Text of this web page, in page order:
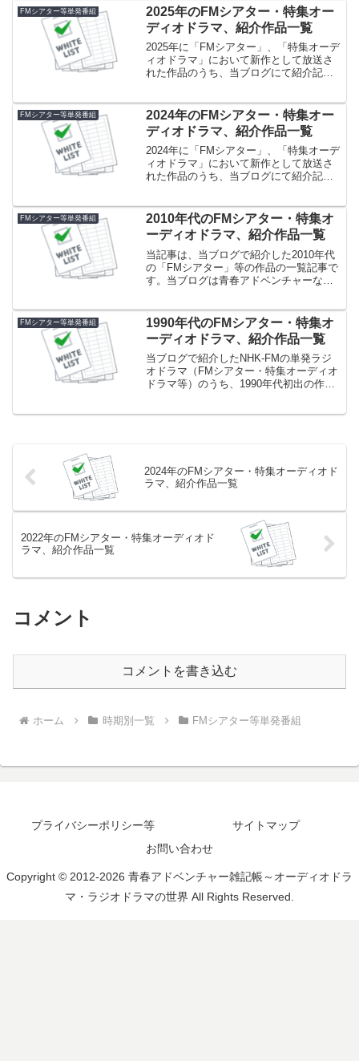
ャーなど帯ドラマ枠の作品と連動してい
る作品が多いですね。...
FMシアター等単発番組
2025年のFMシアター・特集オー
ディオドラマ、紹介作品一覧
2025年に「FMシアター」、「特集オーデ
ィオドラマ」において新作として放送さ
れた作品のうち、当ブログにて紹介記事
ないことにご注意ください。まだ紹介作
品数が少ないですが、今後増加予定で
す。
FMシアター等単発番組
2024年のFMシアター・特集オー
ディオドラマ、紹介作品一覧
2024年に「FMシアター」、「特集オーデ
ィオドラマ」において新作として放送さ
れた作品のうち、当ブログにて紹介記事
待ちください。
FMシアター等単発番組
2010年代のFMシアター・特集オ
ーディオドラマ、紹介作品一覧
当記事は、当ブログで紹介した2010年代
の「FMシアター」等の作品の一覧記事で
す。当ブログは青春アドベンチャーなど
ドラマは何か縁のあった場合にしか記事
にしていません。ただ、2015年から当ブ
ログでは、FMシアター等の年間人気投票
を実施している（2017年の結果はこち
ら）ので、そこで上位になった作品は少
しずつ紹介をしていくようにしていま
FMシアター等単発番組
1990年代のFMシアター・特集オ
ーディオドラマ、紹介作品一覧
当ブログで紹介したNHK-FMの単発ラジ
オドラマ（FMシアター・特集オーディオ
ドラマ等）のうち、1990年代初出の作品
2024年のFMシアター・特集オーディオド
ラマ、紹介作品一覧
2022年のFMシアター・特集オーディオド
ラマ、紹介作品一覧
コメント
コメントを書き込む
ホーム 時期別一覧 FMシアター等単発番組
プライバシーポリシー等
サイトマップ
お問い合わせ
Copyright © 2012-2026 青春アドベンチャー雑記帳～オーディオドラ
マ・ラジオドラマの世界 All Rights Reserved.